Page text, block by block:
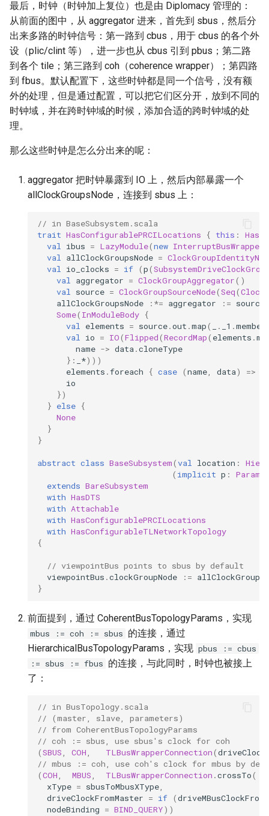
最后，时钟（时钟加上复位）也是由 Diplomacy 管理的：
从前面的图中，从 aggregator 进来，首先到 sbus，然后分
出来多路的时钟信号：第一路到 cbus，用于 cbus 的各个外
设（plic/clint 等），进一步也从 cbus 引到 pbus；第二路
到各个 tile；第三路到 coh（coherence wrapper）；第四路
到 fbus。默认配置下，这些时钟都是同一个信号，没有额
外的处理，但是通过配置，可以把它们区分开，放到不同的
时钟域，并在跨时钟域的时候，添加合适的跨时钟域的处
理。
那么这些时钟是怎么分出来的呢：
aggregator 把时钟暴露到 IO 上，然后内部暴露一个
allClockGroupsNode，连接到 sbus 上：
// in BaseSubsystem.scala
trait HasConfigurablePRCILocations { this :
val ibus = LazyModule(new InterruptBusWrapper
val allClockGroupsNode =
val io_clocks = if (p(
val aggregator = ClockGroupAggregator()
val source = ClockGroupSourceNode(Seq(
allClockGroupsNode
:*= aggregator := source
Some( InModuleBody {
val elements = source.out .map( . _1 .member
val io = IO(Flipped(RecordMap( elements .
name -> data.cloneType
}:
_*)))
elements .foreach { case (name, data) =>
io
})
} else {
None
}
}
abstract class BaseSubsystem(val location :
( implicit p :
extends BareSubsystem
with HasDTS
with Attachable
with HasConfigurablePRCILocations
with HasConfigurableTLNetworkTopology
{
// viewpointBus points to sbus by default
viewpointBus .clockGroupNode :=
}
前面提到，通过 CoherentBusTopologyParams，实现
mbus := coh := sbus 的连接，通过
HierarchicalBusTopologyParams，实现 pbus := cbus
:= sbus := fbus 的连接，与此同时，时钟也被接上
了：
// in BusTopology.scala
// (master, slave, parameters)
// from CoherentBusTopologyParams
// coh := sbus, use sbus's clock for coh
(SBUS, COH, TLBusWrapperConnection(
// mbus := coh, use coh's clock for mbus by
(COH, MBUS, TLBusWrapperConnection .crossTo(
xType = sbusToMbusXType,
driveClockFromMaster = if (
nodeBinding = BIND_QUERY))